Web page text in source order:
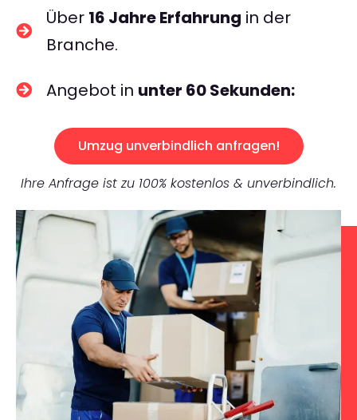
Über 16 Jahre Erfahrung in der
Branche.
Angebot in unter 60 Sekunden:
Umzug unverbindlich anfragen!
Ihre Anfrage ist zu 100% kostenlos & unverbindlich.